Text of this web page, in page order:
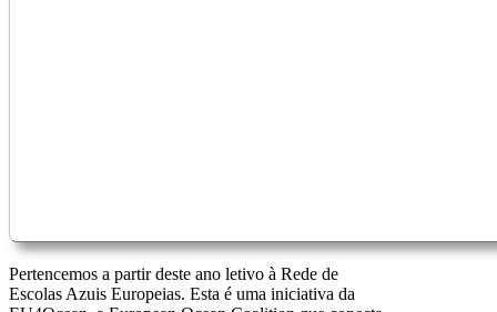
Pertencemos a partir deste ano letivo à Rede de
Escolas Azuis Europeias. Esta é uma iniciativa da